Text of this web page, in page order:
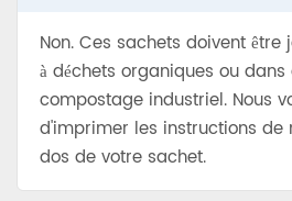
Non. Ces sachets doivent
à déchets organiques ou
compostage industriel. Nous
d'imprimer les instructions de
dos de votre sachet.